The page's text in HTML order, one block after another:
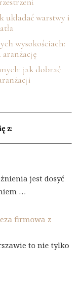
układać warstwy i
wysokościach:
jak dobrać
z:
jest dosyć
…
firmowa z
to nie tylko